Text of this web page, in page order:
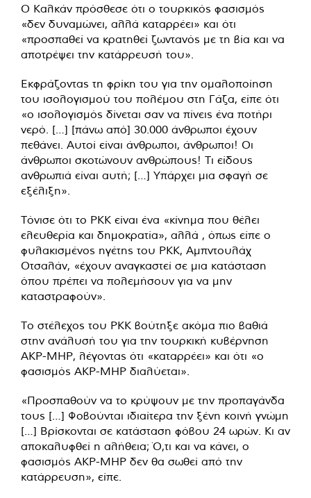
Ο Καλκάν πρόσθεσε ότι ο τουρκικός φασισμός
«δεν δυναμώνει, αλλά καταρρέει» και ότι
«προσπαθεί να κρατηθεί ζωντανός με τη βία και να
αποτρέψει την κατάρρευσή του».
Εκφράζοντας τη φρίκη του για την ομαλοποίηση
του ισολογισμού του πολέμου στη Γάζα, είπε ότι
«ο ισολογισμός δίνεται σαν να πίνεις ένα ποτήρι
νερό. […] [πάνω από] 30.000 άνθρωποι έχουν
πεθάνει. Αυτοί είναι άνθρωποι, άνθρωποι! Οι
άνθρωποι σκοτώνουν ανθρώπους! Τι είδους
ανθρωπιά είναι αυτή; […] Υπάρχει μια σφαγή σε
εξέλιξη».
Τόνισε ότι το PKK είναι ένα «κίνημα που θέλει
ελευθερία και δημοκρατία», αλλά , όπως είπε ο
φυλακισμένος ηγέτης του PKK, Αμπντουλάχ
Οτσαλάν, «έχουν αναγκαστεί σε μια κατάσταση
όπου πρέπει να πολεμήσουν για να μην
καταστραφούν».
Το στέλεχος του PKK βούτηξε ακόμα πιο βαθιά
στην ανάλυσή του για την τουρκική κυβέρνηση
ΑΚΡ-ΜΗΡ, λέγοντας ότι «καταρρέει» και ότι «ο
φασισμός ΑΚΡ-ΜΗΡ διαλύεται».
«Προσπαθούν να το κρύψουν με την προπαγάνδα
τους […] Φοβούνται ιδιαίτερα την ξένη κοινή γνώμη
[…] Βρίσκονται σε κατάσταση φόβου 24 ωρών. Κι αν
αποκαλυφθεί η αλήθεια; Ό,τι και να κάνει, ο
φασισμός AKP-MHP δεν θα σωθεί από την
κατάρρευση», είπε.